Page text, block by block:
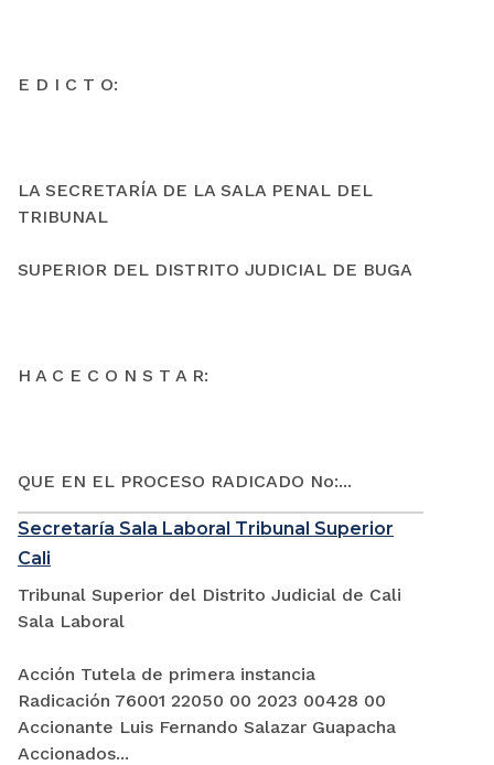
E D I C T O:
LA SECRETARÍA DE LA SALA PENAL DEL
TRIBUNAL
SUPERIOR DEL DISTRITO JUDICIAL DE BUGA
H A C E C O N S T A R:
QUE EN EL PROCESO RADICADO No:...
Secretaría Sala Laboral Tribunal Superior
Cali
Tribunal Superior del Distrito Judicial de Cali
Sala Laboral
Acción Tutela de primera instancia
Radicación 76001 22050 00 2023 00428 00
Accionante Luis Fernando Salazar Guapacha
Accionados...